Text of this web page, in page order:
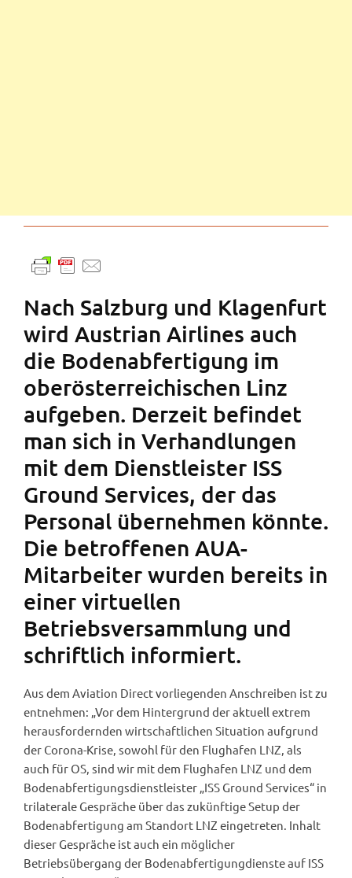
Nach Salzburg und Klagenfurt
wird Austrian Airlines auch
die Bodenabfertigung im
oberösterreichischen Linz
aufgeben. Derzeit befindet
man sich in Verhandlungen
mit dem Dienstleister ISS
Ground Services, der das
Personal übernehmen könnte.
Die betroffenen AUA-
Mitarbeiter wurden bereits in
einer virtuellen
Betriebsversammlung und
schriftlich informiert.
Aus dem Aviation Direct vorliegenden Anschreiben ist zu
entnehmen: „Vor dem Hintergrund der aktuell extrem
herausfordernden wirtschaftlichen Situation aufgrund
der Corona-Krise, sowohl für den Flughafen LNZ, als
auch für OS, sind wir mit dem Flughafen LNZ und dem
Bodenabfertigungsdienstleister „ISS Ground Services“ in
trilaterale Gespräche über das zukünftige Setup der
Bodenabfertigung am Standort LNZ eingetreten. Inhalt
dieser Gespräche ist auch ein möglicher
Betriebsübergang der Bodenabfertigungdienste auf ISS